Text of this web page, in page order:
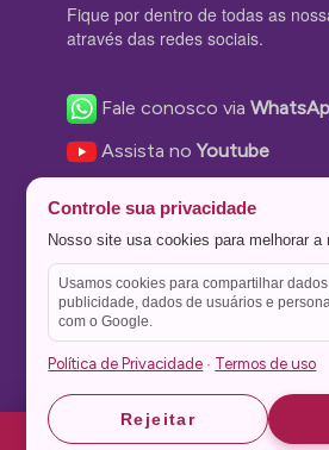
Fique por dentro de todas as
através das redes sociais.
Fale conosco via
Assista noYoutube
Nos siga no Instagram
Nos siga noTwitter
Salve no
Theme Stone Blog Powered
Controle sua privacidade
Nosso site usa cookies para melhorar a
Usamos cookies para compartilhar
publicidade, dados de usuários e
com o Google.
Política de Privacidade · Termos de uso
Rejeitar